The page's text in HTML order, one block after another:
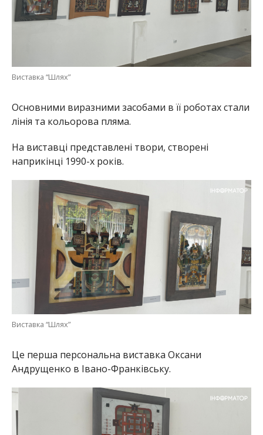
Виставка “Шлях”
Основними виразними засобами в її роботах стали
лінія та кольорова пляма.
На виставці представлені твори, створені
наприкінці 1990-х років.
Виставка “Шлях”
Це перша персональна виставка Оксани
Андрущенко в Івано-Франківську.